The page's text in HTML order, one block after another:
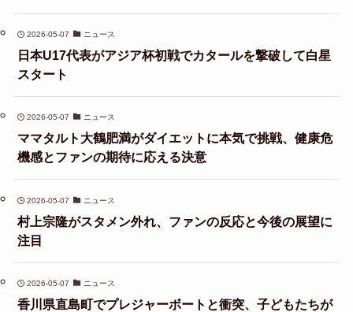
2026-05-07 ニュース
日本U17代表がアジア杯初戦でカタールを撃破して白星
スタート
2026-05-07 ニュース
ママタルト大鶴肥満がダイエットに本気で挑戦、健康危
機感とファンの期待に応える決意
2026-05-07 ニュース
村上宗隆がスタメン外れ、ファンの反応と今後の展望に
注目
2026-05-07 ニュース
香川県直島町でプレジャーボートと衝突、子どもたちが